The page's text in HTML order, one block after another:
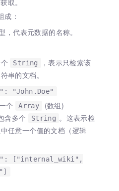
成：
，代表元数据的名称。
String
，表示只检索该
串的文档。
"John.Doe"
个 Array
(数组)
含多个 String 。这表示检
任意一个值的文档（逻辑
["internal_wiki",